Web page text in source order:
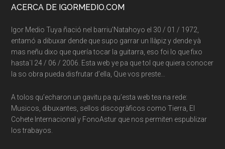
Footer
ACERCA DE IGORMEDIO.COM
Igor Medio Tuya ñació nel barriu’Natahoyo el 30 / 01 / 1972,
entamó a dibuxar dende que supo garrar un llàpiz y dende yà
mas neñu dixo que quería tocar la guitarra, eso foi lo que fixo
hasta`l 24 / 06 / 2006. Esta web ye pa que tol que quiera conocer
la so obra pueda disfrutar d’ella, Que vos preste…
A tolos qu’echaron un gavitu pa qu’esta web tea na rede:
Musicos, dibuxantes, sellos discogràficos como Tierra, El
Cohete Internacional y FonoAstur que nos permiten espublizar
los trabayos.